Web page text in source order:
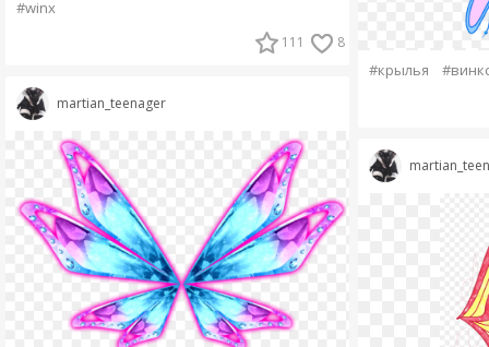
#winx
111 8
martian_teenager
#крылья